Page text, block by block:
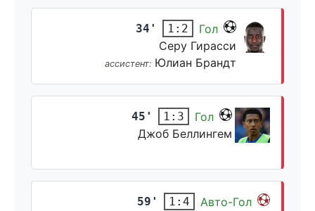
34' 1:2
Гол
Серу Гирасси
ассистент: Юлиан Брандт
45' 1:3
Гол
Джоб Беллингем
59' 1:4
Авто-Гол